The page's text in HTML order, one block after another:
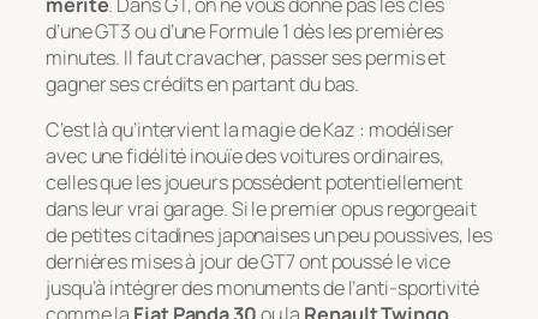
d’une GT3 ou d’une Formule 1 dès les premières
minutes. Il faut cravacher, passer ses permis et
gagner ses crédits en partant du bas.
C’est là qu’intervient la magie de Kaz : modéliser
avec une fidélité inouïe des voitures ordinaires,
celles que les joueurs possèdent potentiellement
dans leur vrai garage. Si le premier opus regorgeait
de petites citadines japonaises un peu poussives, les
dernières mises à jour de GT7 ont poussé le vice
jusqu’à intégrer des monuments de l’anti-sportivité